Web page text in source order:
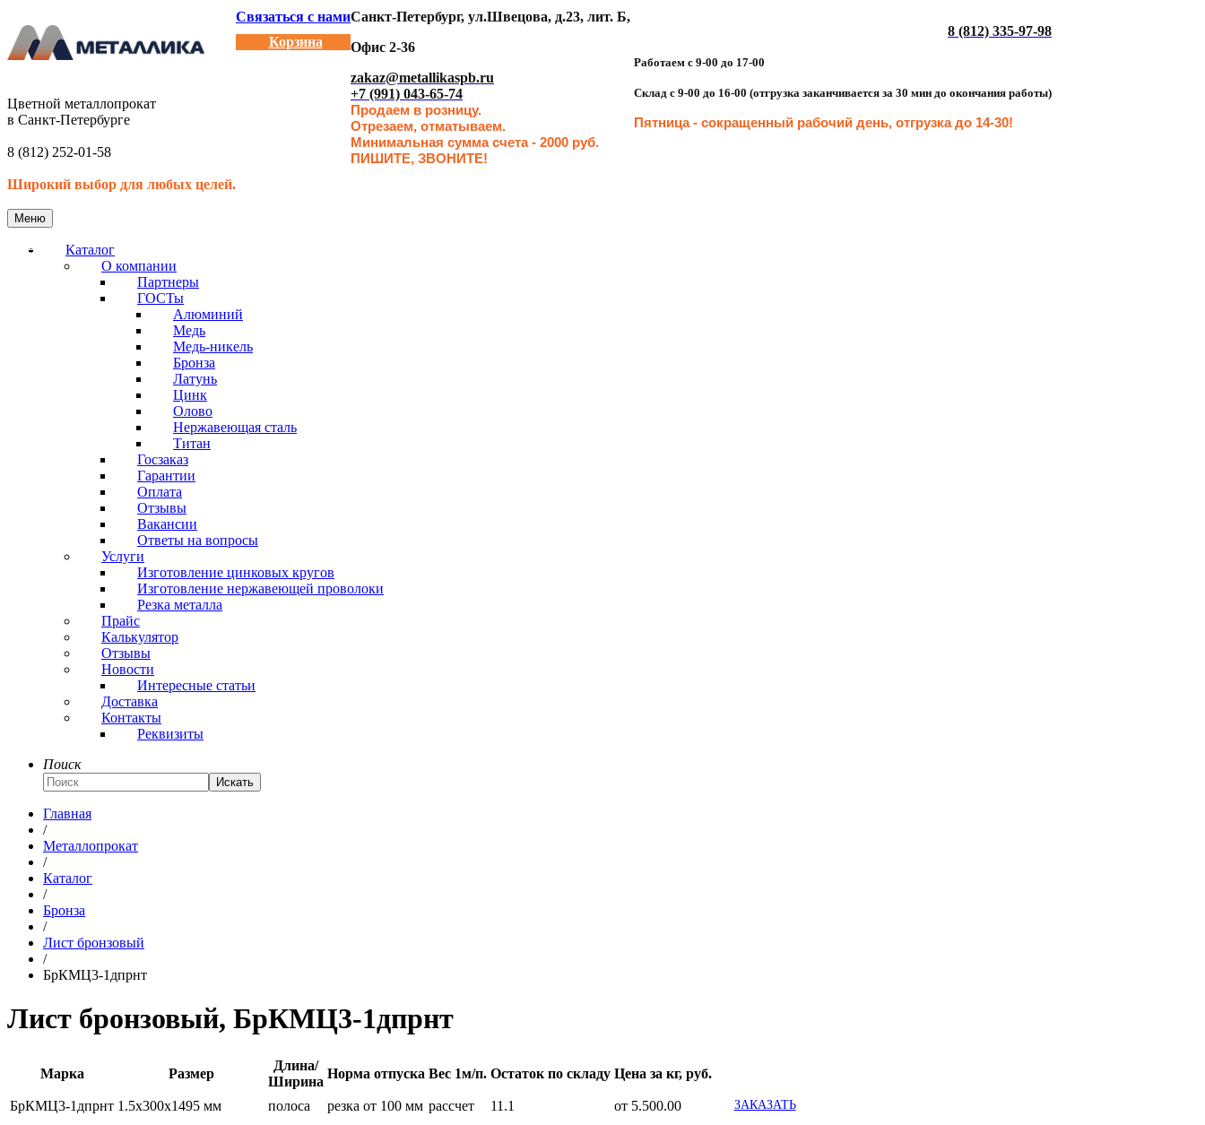
Цветной металлопрокат
в Санкт-Петербурге
8 (812) 252-01-58
Широкий выбор для любых целей.
Связаться с нами
Корзина
Санкт-Петербург, ул.Швецова, д.23, лит. Б,
Офис 2-36
zakaz@metallikaspb.ru
+7 (991) 043-65-74
Продаем в розницу.
Отрезаем, отматываем.
Минимальная сумма счета - 2000 руб.
ПИШИТЕ, ЗВОНИТЕ!
8 (812) 335-97-98
Работаем с 9-00 до 17-00
Склад с 9-00 до 16-00 (отгрузка заканчивается за 30 мин до окончания работы)
Пятница - сокращенный рабочий день, отгрузка до 14-30!
Меню
Каталог
О компании
Партнеры
ГОСТы
Алюминий
Медь
Медь-никель
Бронза
Латунь
Цинк
Олово
Нержавеющая сталь
Титан
Госзаказ
Гарантии
Оплата
Отзывы
Вакансии
Ответы на вопросы
Услуги
Изготовление цинковых кругов
Изготовление нержавеющей проволоки
Резка металла
Прайс
Калькулятор
Отзывы
Новости
Интересные статьи
Доставка
Контакты
Реквизиты
Поиск
Искать
Главная
/
Металлопрокат
/
Каталог
/
Бронза
/
Лист бронзовый
/
БрКМЦ3-1дпрнт
Лист бронзовый, БрКМЦ3-1дпрнт
Марка Размер
Длина/
Ширина
Норма отпуска Вес 1м/п. Остаток по складу Цена за кг, руб.
БрКМЦ3-1дпрнт 1.5x300x1495 мм полоса резка от 100 мм рассчет 11.1 от 5.500.00 ЗАКАЗАТЬ